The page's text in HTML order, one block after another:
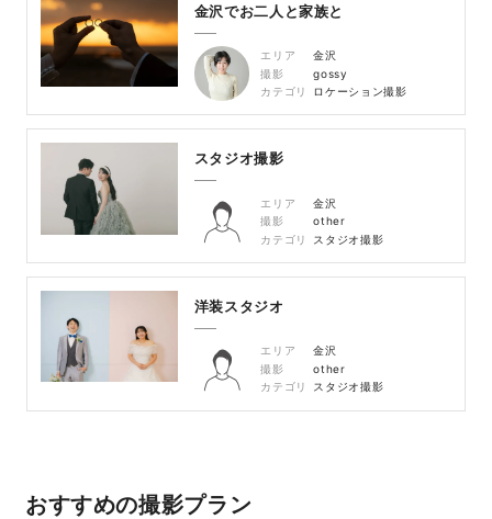
金沢でお二人と家族と
エリア
金沢
撮影
gossy
カテゴリ
ロケーション撮影
スタジオ撮影
エリア
金沢
撮影
other
カテゴリ
スタジオ撮影
洋装スタジオ
エリア
金沢
撮影
other
カテゴリ
スタジオ撮影
おすすめの撮影プラン